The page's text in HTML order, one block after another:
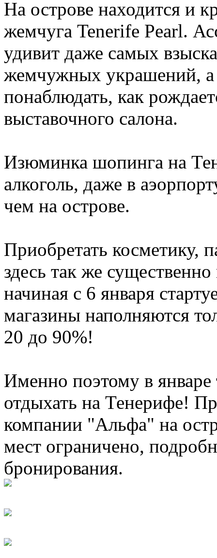
На острове находится и
жемчуга Tenerife Pearl.
удивит даже самых
жемчужных украшений,
понаблюдать, как
выставочного салона.
Изюминка шопинга на
алкоголь, даже в
чем на острове.
Приобретать косметику,
здесь так же
начиная с 6 января
магазины наполняются
20 до 90%!
Именно поэтому в
отдыхать на Тенерифе!
компании "Альфа" на
мест ограничено,
бронирования.